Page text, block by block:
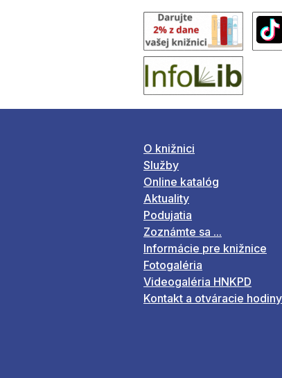
O knižnici
Služby
Online katalóg
Aktuality
Podujatia
Zoznámte sa ...
Informácie pre knižnice
Fotogaléria
Videogaléria HNKPD
Kontakt a otváracie hodiny